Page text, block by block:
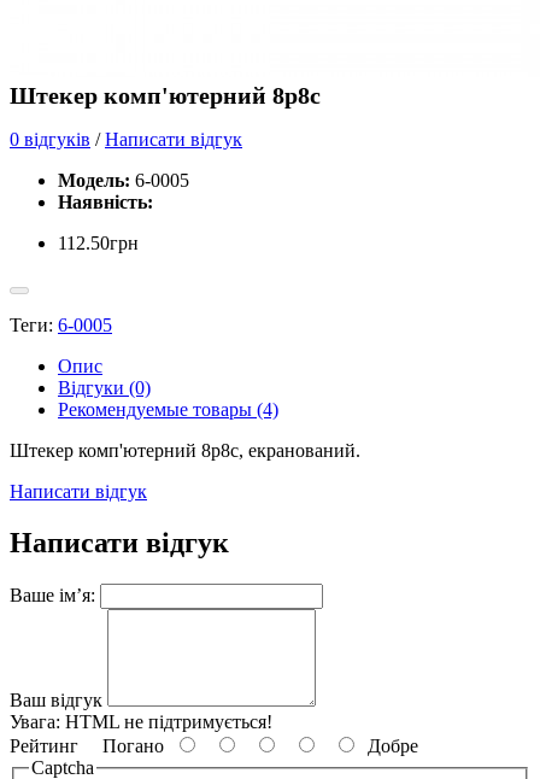
Штекер комп'ютерний 8p8c
0 відгуків /Написати відгук
Модель: 6-0005
Наявність:
112.50грн
Теги: 6-0005
Опис
Відгуки (0)
Рекомендуемые товары (4)
Штекер комп'ютерний 8p8c, екранований.
Написати відгук
Написати відгук
Ваше ім’я:
Ваш відгук
Увага: HTML не підтримується!
Рейтинг Погано
Добре
Captcha